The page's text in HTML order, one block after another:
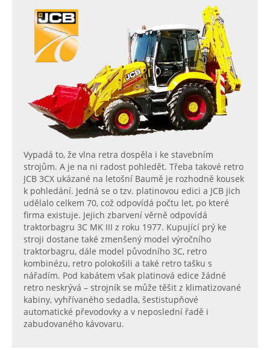
Vypadá to, že vlna retra dospěla i ke stavebním
strojům. A je na ni radost pohledět. Třeba takové retro
JCB 3CX ukázané na letošní Baumě je rozhodně kousek
k pohledání. Jedná se o tzv. platinovou edici a JCB jich
udělalo celkem 70, což odpovídá počtu let, po které
firma existuje. Jejich zbarvení věrně odpovídá
traktorbagru 3C MK III z roku 1977. Kupující prý ke
stroji dostane také zmenšený model výročního
traktorbagru, dále model původního 3C, retro
kombinézu, retro polokošili a také retro tašku s
nářadím. Pod kabátem však platinová edice žádné
retro neskrývá – strojník se může těšit z klimatizované
kabiny, vyhřívaného sedadla, šestistupňové
automatické převodovky a v neposlední řadě i
zabudovaného kávovaru.